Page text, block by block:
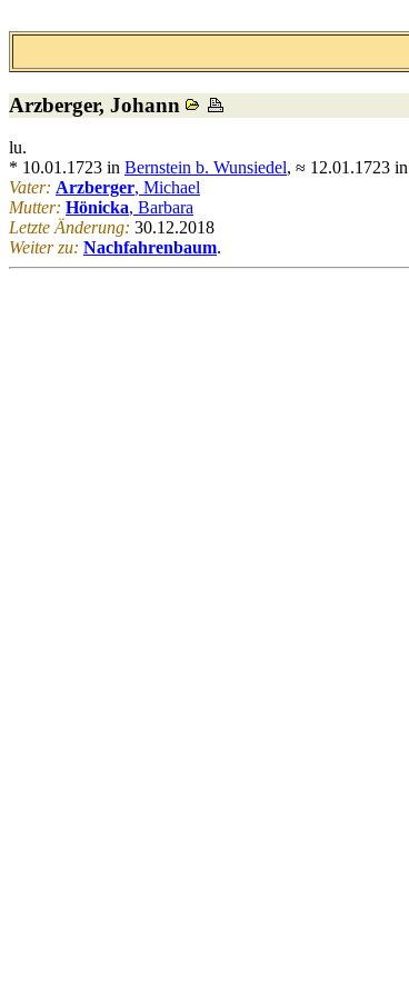
Arzberger, Johann
lu.
* 10.01.1723 in Bernstein b. Wunsiedel, ≈ 12.01.1723 in
Vater: Arzberger, Michael
Mutter: Hönicka, Barbara
Letzte Änderung: 30.12.2018
Weiter zu: Nachfahrenbaum.